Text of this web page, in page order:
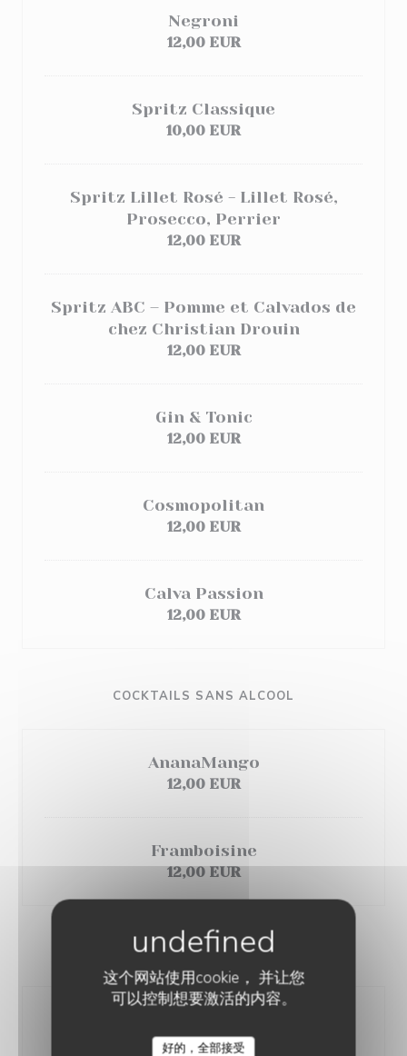
这个网站使用cookie， 并让您
可以控制想要激活的内容。
好的，全部接受
Negroni
12,00 EUR
Spritz Classique
10,00 EUR
Spritz Lillet Rosé - Lillet Rosé,
Prosecco, Perrier
12,00 EUR
Spritz ABC – Pomme et Calvados de
chez Christian Drouin
12,00 EUR
Gin & Tonic
12,00 EUR
Cosmopolitan
12,00 EUR
Calva Passion
12,00 EUR
COCKTAILS SANS ALCOOL
AnanaMango
12,00 EUR
Framboisine
12,00 EUR
APERITIFS
Campari